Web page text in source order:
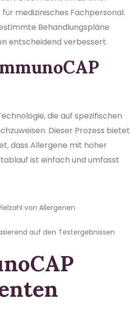
medizinisches Fachpersonal.
Behandlungspläne
entscheidend verbessert.
die auf spezifischen
Dieser Prozess bietet
dass Allergene mit hoher
ist einfach und umfasst
von Allergenen
auf den Testergebnissen